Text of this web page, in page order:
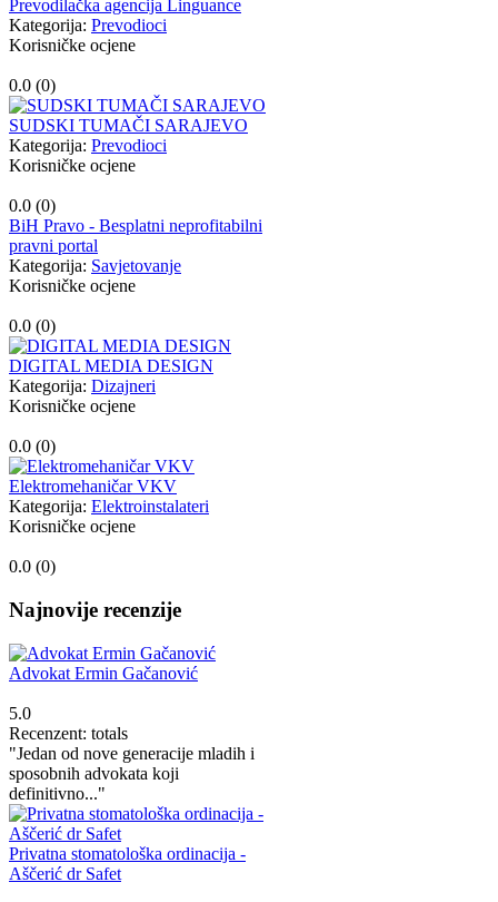
Prevodilačka agencija Linguance
Kategorija: Prevodioci
Korisničke ocjene
0.0 (0)
SUDSKI TUMAČI SARAJEVO
Kategorija: Prevodioci
Korisničke ocjene
0.0 (0)
BiH Pravo - Besplatni neprofitabilni
pravni portal
Kategorija: Savjetovanje
Korisničke ocjene
0.0 (0)
DIGITAL MEDIA DESIGN
Kategorija: Dizajneri
Korisničke ocjene
0.0 (0)
Elektromehaničar VKV
Kategorija: Elektroinstalateri
Korisničke ocjene
0.0 (0)
Najnovije recenzije
Advokat Ermin Gačanović
5.0
Recenzent: totals
"Jedan od nove generacije mladih i
sposobnih advokata koji
definitivno..."
Privatna stomatološka ordinacija -
Aščerić dr Safet